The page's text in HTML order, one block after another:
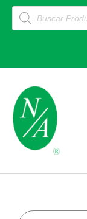
Products
search